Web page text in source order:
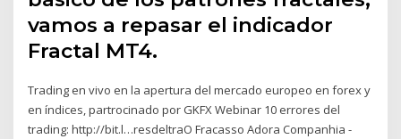
vamos a repasar el indicador
Fractal MT4.
Trading en vivo en la apertura del mercado europeo en forex y
en índices, partrocinado por GKFX Webinar 10 errores del
trading: http://bit.l…resdeltraO Fracasso Adora Companhia -